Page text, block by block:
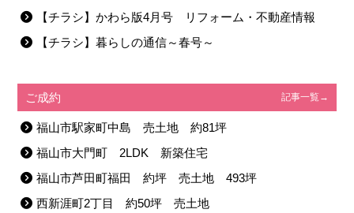
【チラシ】かわら版4月号 リフォーム・不動産情報
【チラシ】暮らしの通信～春号～
ご成約 記事一覧→
福山市駅家町中島 売土地 約81坪
福山市大門町 2LDK 新築住宅
福山市芦田町福田 約坪 売土地 493坪
西新涯町2丁目 約50坪 売土地